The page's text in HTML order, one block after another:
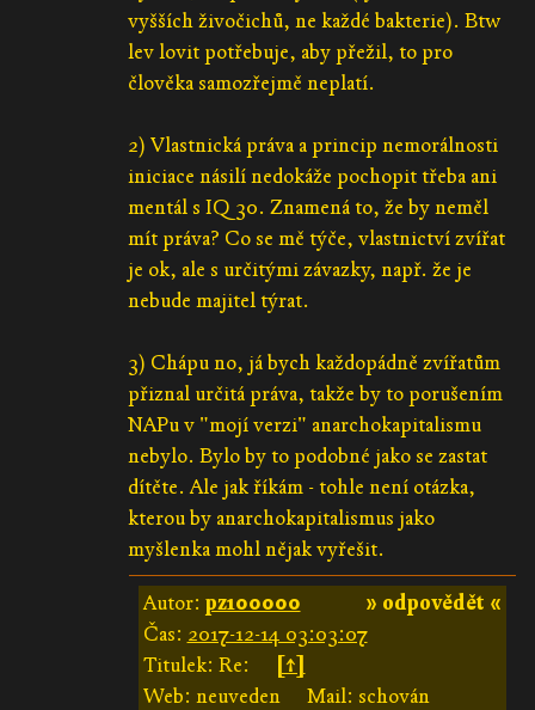
vyšších živočichů, ne každé bakterie). Btw
lev lovit potřebuje, aby přežil, to pro
člověka samozřejmě neplatí.
2) Vlastnická práva a princip nemorálnosti
iniciace násilí nedokáže pochopit třeba ani
mentál s IQ 30. Znamená to, že by neměl
mít práva? Co se mě týče, vlastnictví zvířat
je ok, ale s určitými závazky, např. že je
nebude majitel týrat.
3) Chápu no, já bych každopádně zvířatům
přiznal určitá práva, takže by to porušením
NAPu v "mojí verzi" anarchokapitalismu
nebylo. Bylo by to podobné jako se zastat
dítěte. Ale jak říkám - tohle není otázka,
kterou by anarchokapitalismus jako
myšlenka mohl nějak vyřešit.
» odpovědět «
Autor: pz100000
Čas: 2017-12-14 03:03:07
Titulek: Re:
[↑]
Web: neuveden
Mail: schován